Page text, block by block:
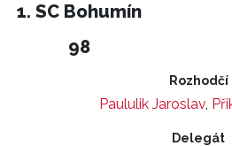
1. SC Bohumín
98
Rozhodčí
Paululik Jaroslav,
Delegát